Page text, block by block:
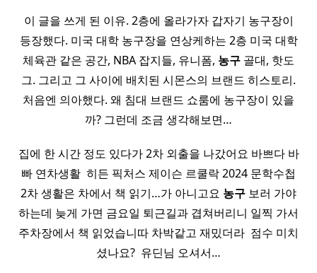
이 글을 쓰게 된 이유. 2층에 올라가자 갑자기 농구장이
등장했다. 미국 대학 농구장을 연상케하는 2층 미국 대학
체육관 같은 공간, NBA 잡지들, 유니폼, 농구 골대, 핫도
그. 그리고 그 사이에 배치된 시몬스의 브랜드 히스토리.
처음엔 의아했다. 왜 침대 브랜드 쇼룸에 농구장이 있을
까? 그런데 조금 생각해보면…
집에 한 시간 정도 있다가 2차 외출을 나갔어요 바쁘다 바
빠 연차생활 ​ 히든 픽처스 제이슨 르쿨락 2024 문학수첩
2차 생활은 차에서 책 읽기…가 아니고요 농구 보러 가야
하는데 늦게 가면 금요일 퇴근길과 겹쳐버리니 일찍 가서
주차장에서 책 읽었습니따 차박같고 재밌더라 ​ 점수 미치
셨나요? ​ 유딘님 오셔서…